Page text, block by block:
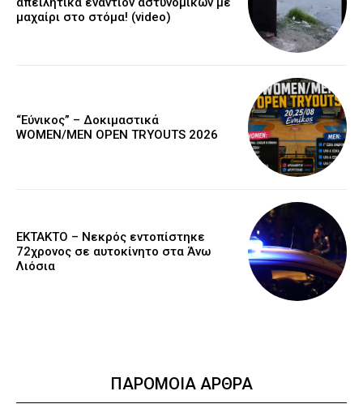
μαχαίρι στο στόμα! (video)
“Εύνικος” – Δοκιμαστικά
WOMEN/MEN OPEN TRYOUTS 2026
EKTAKTO – Νεκρός εντοπίστηκε
72χρονος σε αυτοκίνητο στα Άνω
Λιόσια
ΠΑΡΟΜΟΙΑ ΑΡΘΡΑ